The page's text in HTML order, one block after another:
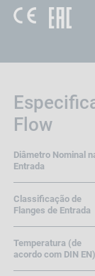
Flow
Diâmetro Nominal
Entrada
Classificação de
Flanges de Entrada
Temperatura (de
acordo com DIN EN)